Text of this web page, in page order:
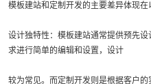
模板建站和定制开发的主要差异体现在
设计独特性：模板建站通常提供预先
求进行简单的编辑和设置，设计
较为常见。而定制开发则是根据客户